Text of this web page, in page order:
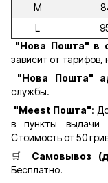
M
L
"Нова Пошта" в
зависит от тарифов,
"Нова Пошта"
службы.
"Meest Пошта":
в пункты выдачи
Стоимость от 50
🛒 Самовывоз
Бесплатно.